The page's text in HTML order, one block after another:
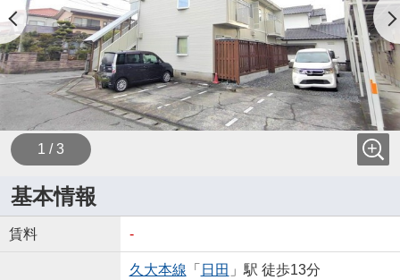
1 / 3
基本情報
賃料 -
久大本線 「 日田 」駅 徒歩13分